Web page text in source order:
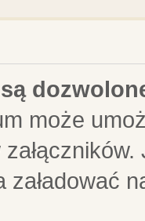
może
załadować